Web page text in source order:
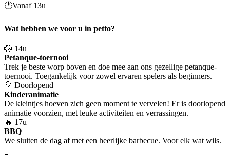
🕐Vanaf 13u
Wat hebben we voor u in petto?
🏐 14u
Petanque-toernooi
Trek je beste worp boven en doe mee aan ons gezellige petanque-
toernooi. Toegankelijk voor zowel ervaren spelers als beginners.
🎈 Doorlopend
Kinderanimatie
De kleintjes hoeven zich geen moment te vervelen! Er is doorlopend
animatie voorzien, met leuke activiteiten en verrassingen.
🔥 17u
BBQ
We sluiten de dag af met een heerlijke barbecue. Voor elk wat wils.